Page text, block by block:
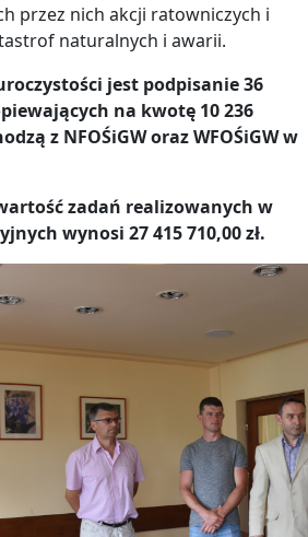
przez nich akcji ratowniczych i
naturalnych i awarii.
jest podpisanie 36
na kwotę 10 236
z NFOŚiGW oraz WFOŚiGW w
zadań realizowanych w
wynosi 27 415 710,00 zł.